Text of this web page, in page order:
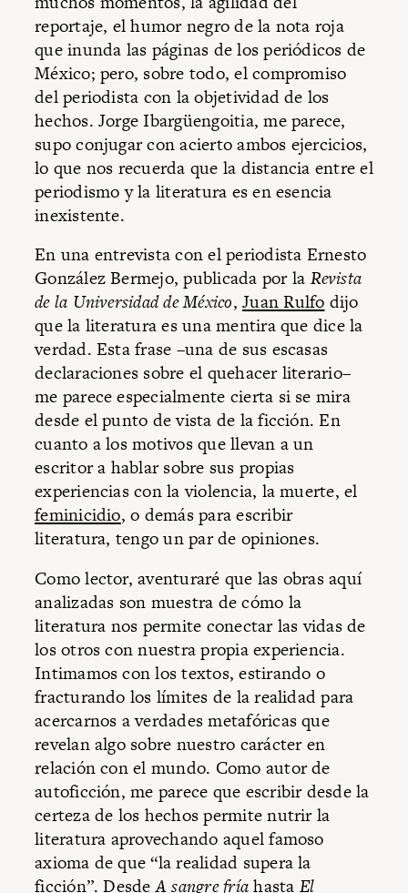
reportaje, el humor negro de la nota roja
que inunda las páginas de los periódicos de
México; pero, sobre todo, el compromiso
del periodista con la objetividad de los
hechos. Jorge Ibargüengoitia, me parece,
supo conjugar con acierto ambos ejercicios,
lo que nos recuerda que la distancia entre el
periodismo y la literatura es en esencia
inexistente.
En una entrevista con el periodista Ernesto
González Bermejo, publicada por la Revista
de la Universidadde México,Juan Rulfo dijo
que la literatura es una mentira que dice la
verdad. Esta frase –una de sus escasas
declaraciones sobre el quehacer literario–
me parece especialmente cierta si se mira
desde el punto de vista de la ficción. En
cuanto a los motivos que llevan a un
escritor a hablar sobre sus propias
experiencias con la violencia, la muerte, el
feminicidio, o demás para escribir
literatura, tengo un par de opiniones.
Como lector, aventuraré que las obras aquí
analizadas son muestra de cómo la
literatura nos permite conectar las vidas de
los otros con nuestra propia experiencia.
Intimamos con los textos, estirando o
fracturando los límites de la realidad para
acercarnos a verdades metafóricas que
revelan algo sobre nuestro carácter en
relación con el mundo. Como autor de
autoficción, me parece que escribir desde la
certeza de los hechos permite nutrir la
literatura aprovechando aquel famoso
axioma de que “la realidad supera la
ficción”. DesdeA sangre fríahasta El